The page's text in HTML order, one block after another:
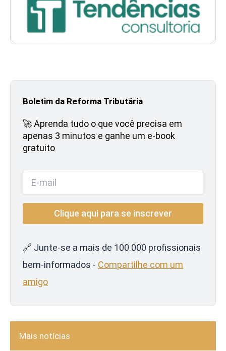
Boletim da Reforma Tributária
🚀 Aprenda tudo o que você precisa em
apenas 3 minutos e ganhe um e-book
gratuito
🔗 Junte-se a mais de 100.000 profissionais
bem-informados - Compartilhe com um
amigo
Mais notícias